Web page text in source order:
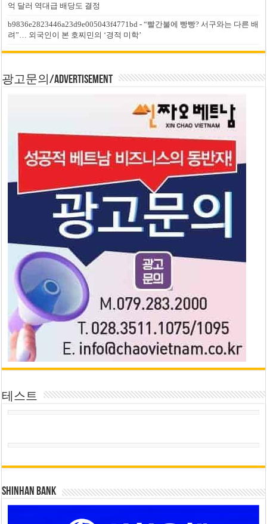
억 달러 역대급 배당도 결정
b9836e2823446a23d9e005043f4771bd -“빨간불에 빵빵? 서구와는 다른 배
려”… 외국인이 본 호찌민의 ‘경적 미학’
광고문의/Advertisement
테스트
SHINHAN BANK